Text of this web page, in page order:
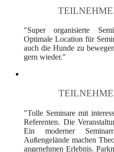
"Super organisierte
Optimale Location für
auch die Hunde zu
gern wieder."
"Tolle Seminare mit
Referenten. Die
Ein moderner
Außengelände machen
angenehmen Erlebnis.